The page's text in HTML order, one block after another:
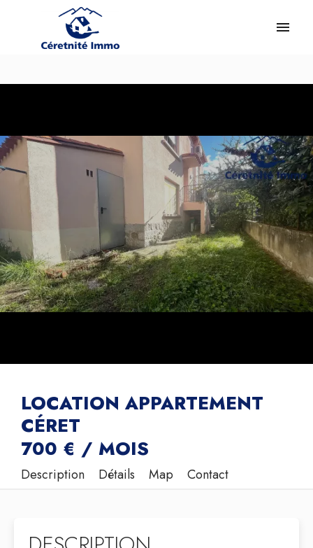
LOCATION APPARTEMENT
CÉRET
700 € / MOIS
Description Détails Map Contact